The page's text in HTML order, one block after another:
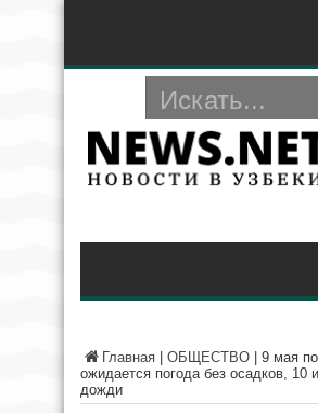
Главная ОБЩЕСТВО
9 мая
ожидается погода без осадков, 10
дожди